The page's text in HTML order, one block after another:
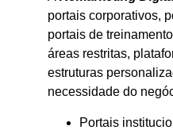
portais corporativos,
portais de
áreas restritas,
estruturas
necessidade do
Portais